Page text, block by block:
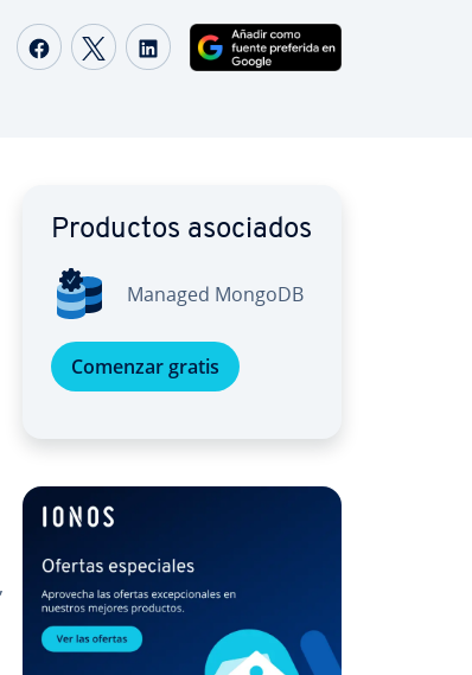
Compartir Facebook
Compartir Twitter
Compartir LinkedIn
Productos asociados
Managed MongoDB
Comenzar gratis